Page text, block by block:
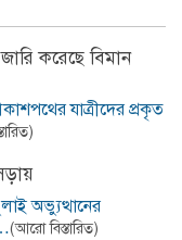
করেছে বিমান
যাত্রীদের প্রকৃত
অভ্যুত্থানের
(আরো বিস্তারিত)